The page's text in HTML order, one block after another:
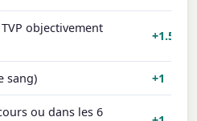
objectivement
+1.5
sang) +1
ou dans les 6